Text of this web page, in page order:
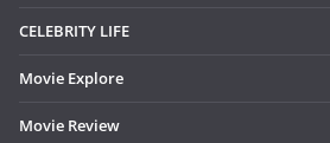
CELEBRITY LIFE
Movie Explore
Movie Review